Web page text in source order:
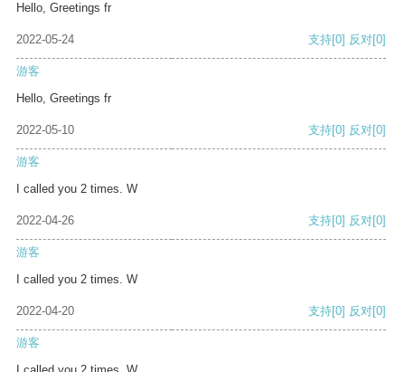
Hello, Greetings fr
2022-05-24 支持[0] 反对[0]
游客
Hello, Greetings fr
2022-05-10 支持[0] 反对[0]
游客
I called you 2 times. W
2022-04-26 支持[0] 反对[0]
游客
I called you 2 times. W
2022-04-20 支持[0] 反对[0]
游客